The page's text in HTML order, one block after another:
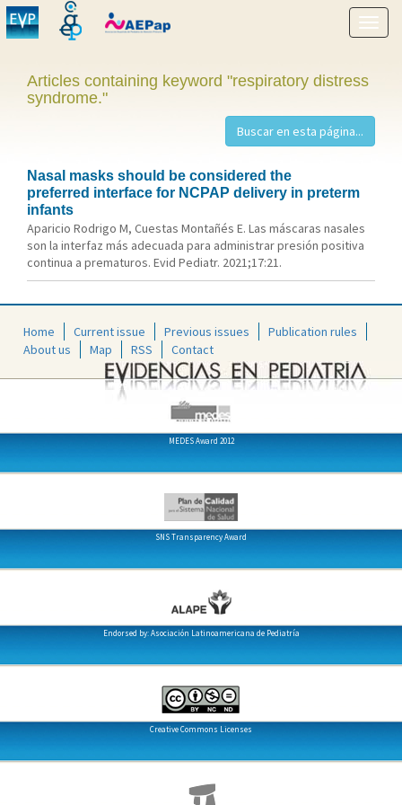
Show
menu
Articles containing keyword "respiratory distress
syndrome."
Nasal masks should be considered the
preferred interface for NCPAP delivery in preterm
infants
Aparicio Rodrigo M, Cuestas Montañés E. Las máscaras nasales
son la interfaz más adecuada para administrar presión positiva
continua a prematuros. Evid Pediatr. 2021;17:21.
Home Current issue Previous issues
Publication rules
About us
Map RSS Contact
MEDES Award 2012
SNS Transparency Award
Endorsed by: Asociación Latinoamericana de Pediatría
Creative Commons Licenses